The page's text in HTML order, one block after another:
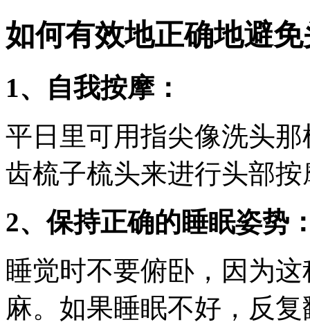
如何有效地正确地避
1、自我按摩：
平日里可用指尖像洗头
齿梳子梳头来进行头部按
2、保持正确的睡眠姿势
睡觉时不要俯卧，因为
麻。如果睡眠不好，反